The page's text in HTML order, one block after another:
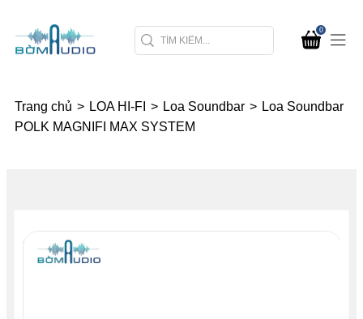
0
Trang chủ > LOA HI-FI > Loa Soundbar > Loa Soundbar
POLK MAGNIFI MAX SYSTEM